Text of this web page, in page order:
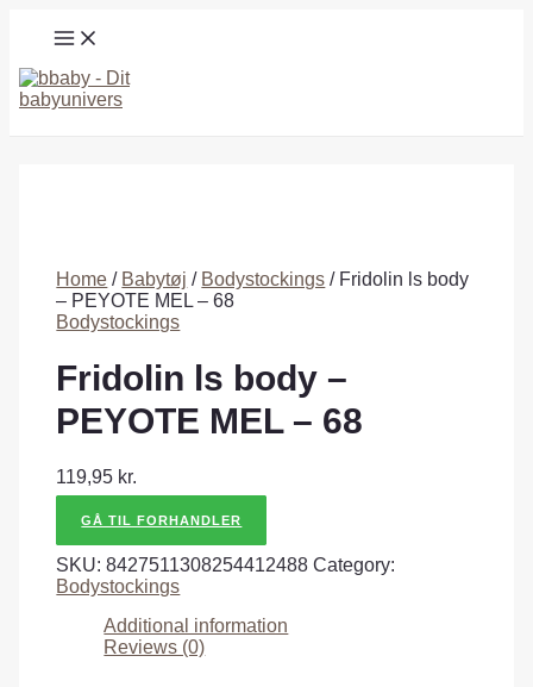
MAIN
MENU
Home / Babytøj / Bodystockings / Fridolin ls body
– PEYOTE MEL – 68
Bodystockings
Fridolin ls body –
PEYOTE MEL – 68
119,95 kr.
GÅ TIL FORHANDLER
SKU:8427511308254412488 Category:
Bodystockings
Additional information
Reviews (0)